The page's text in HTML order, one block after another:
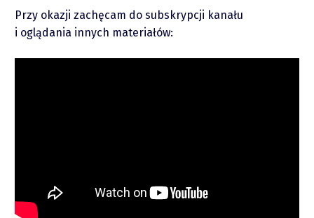
Twitter
Przy okazji zachęcam do subskrypcji kanału
i oglądania innych materiałów: